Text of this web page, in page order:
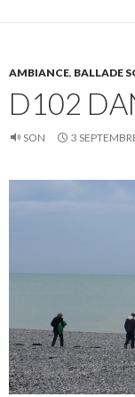
AMBIANCE, BALLADE
D102
SON 3